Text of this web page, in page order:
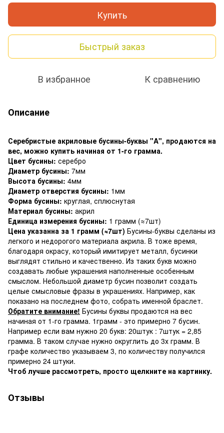
Купить
Быстрый заказ
В избранное К сравнению
Описание
Серебристые акриловые бусины-буквы "A", продаются на
вес, можно купить начиная от 1-го грамма.
Цвет бусины: серебро
Диаметр бусины: 7мм
Высота бусины: 4мм
Диаметр отверстия бусины: 1мм
Форма бусины: круглая, сплюснутая
Материал бусины: акрил
Единица измерения бусины: 1 грамм (≈7шт)
Цена указанна за 1 грамм (≈7шт) Бусины-буквы сделаны из
легкого и недорогого материала акрила. В тоже время,
благодаря окрасу, который имитирует металл, бусинки
выглядят стильно и качественно. Из таких букв можно
создавать любые украшения наполненные особенным
смыслом. Небольшой диаметр бусин позволит создать
целые смысловые фразы в украшениях. Например, как
показано на последнем фото, собрать именной браслет.
Обратите внимание! Бусины буквы продаются на вес
начиная от 1-го грамма. 1грамм - это примерно 7 бусин.
Например если вам нужно 20 букв: 20штук : 7штук = 2,85
грамма. В таком случае нужно округлить до 3х грамм. В
графе количество указываем 3, по количеству получился
примерно 24 штуки.
Чтоб лучше рассмотреть, просто щелкните на картинку.
Отзывы